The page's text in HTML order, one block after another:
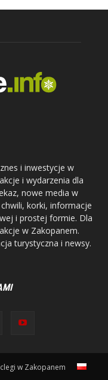
i inwestycje w
i wydarzenia dla
nowe media w
korki, informacje
i prostej formie. Dla
w Zakopanem.
turystyczna i newsy.
w Zakopanem